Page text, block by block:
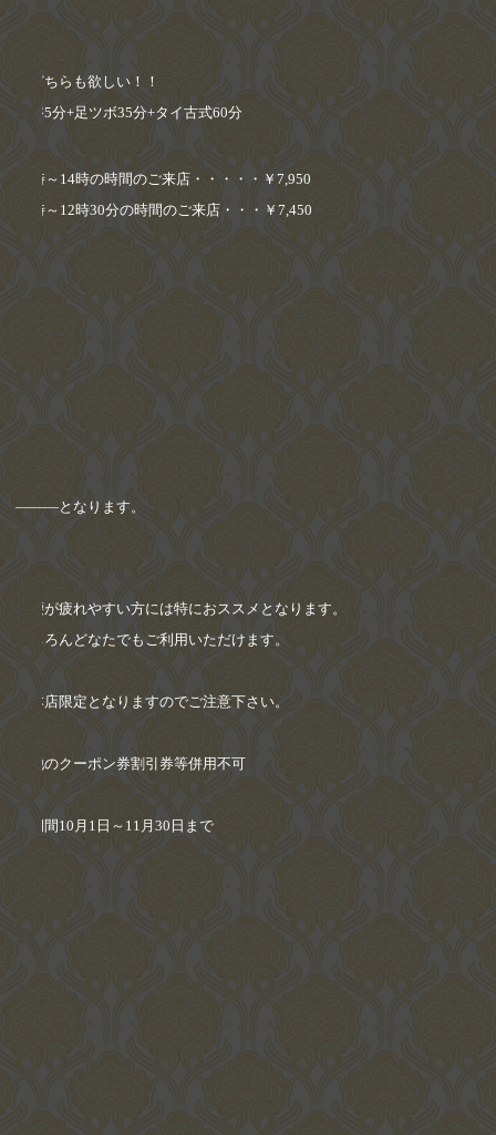
どちらも欲しい！！
足浴5分+足ツボ35分+タイ古式60分
時～ 14時の時間のご来店・・・・・ ￥7,950
11
時～ 12時30分の時間のご来店・・・ ￥7,450
―――となります。
足腰が疲れやすい方には特におススメとなります。
もちろんどなたでもご利用いただけます。
本店限定となりますのでご注意下さい。
他のクーポン券割引券等併用不可
期間10 月 1 日～ 11 月30 日まで